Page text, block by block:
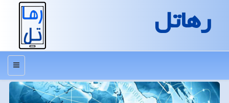
رهاتل
منو